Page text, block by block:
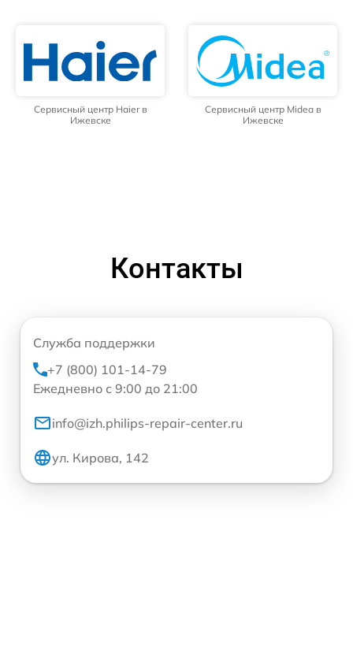
Сервисный центр Haier в
Ижевске
Сервисный центр Midea в
Ижевске
Контакты
Служба поддержки
+7 (800) 101-14-79
Ежедневно с 9:00 до 21:00
info@izh.philips-repair-center.ru
ул. Кирова, 142